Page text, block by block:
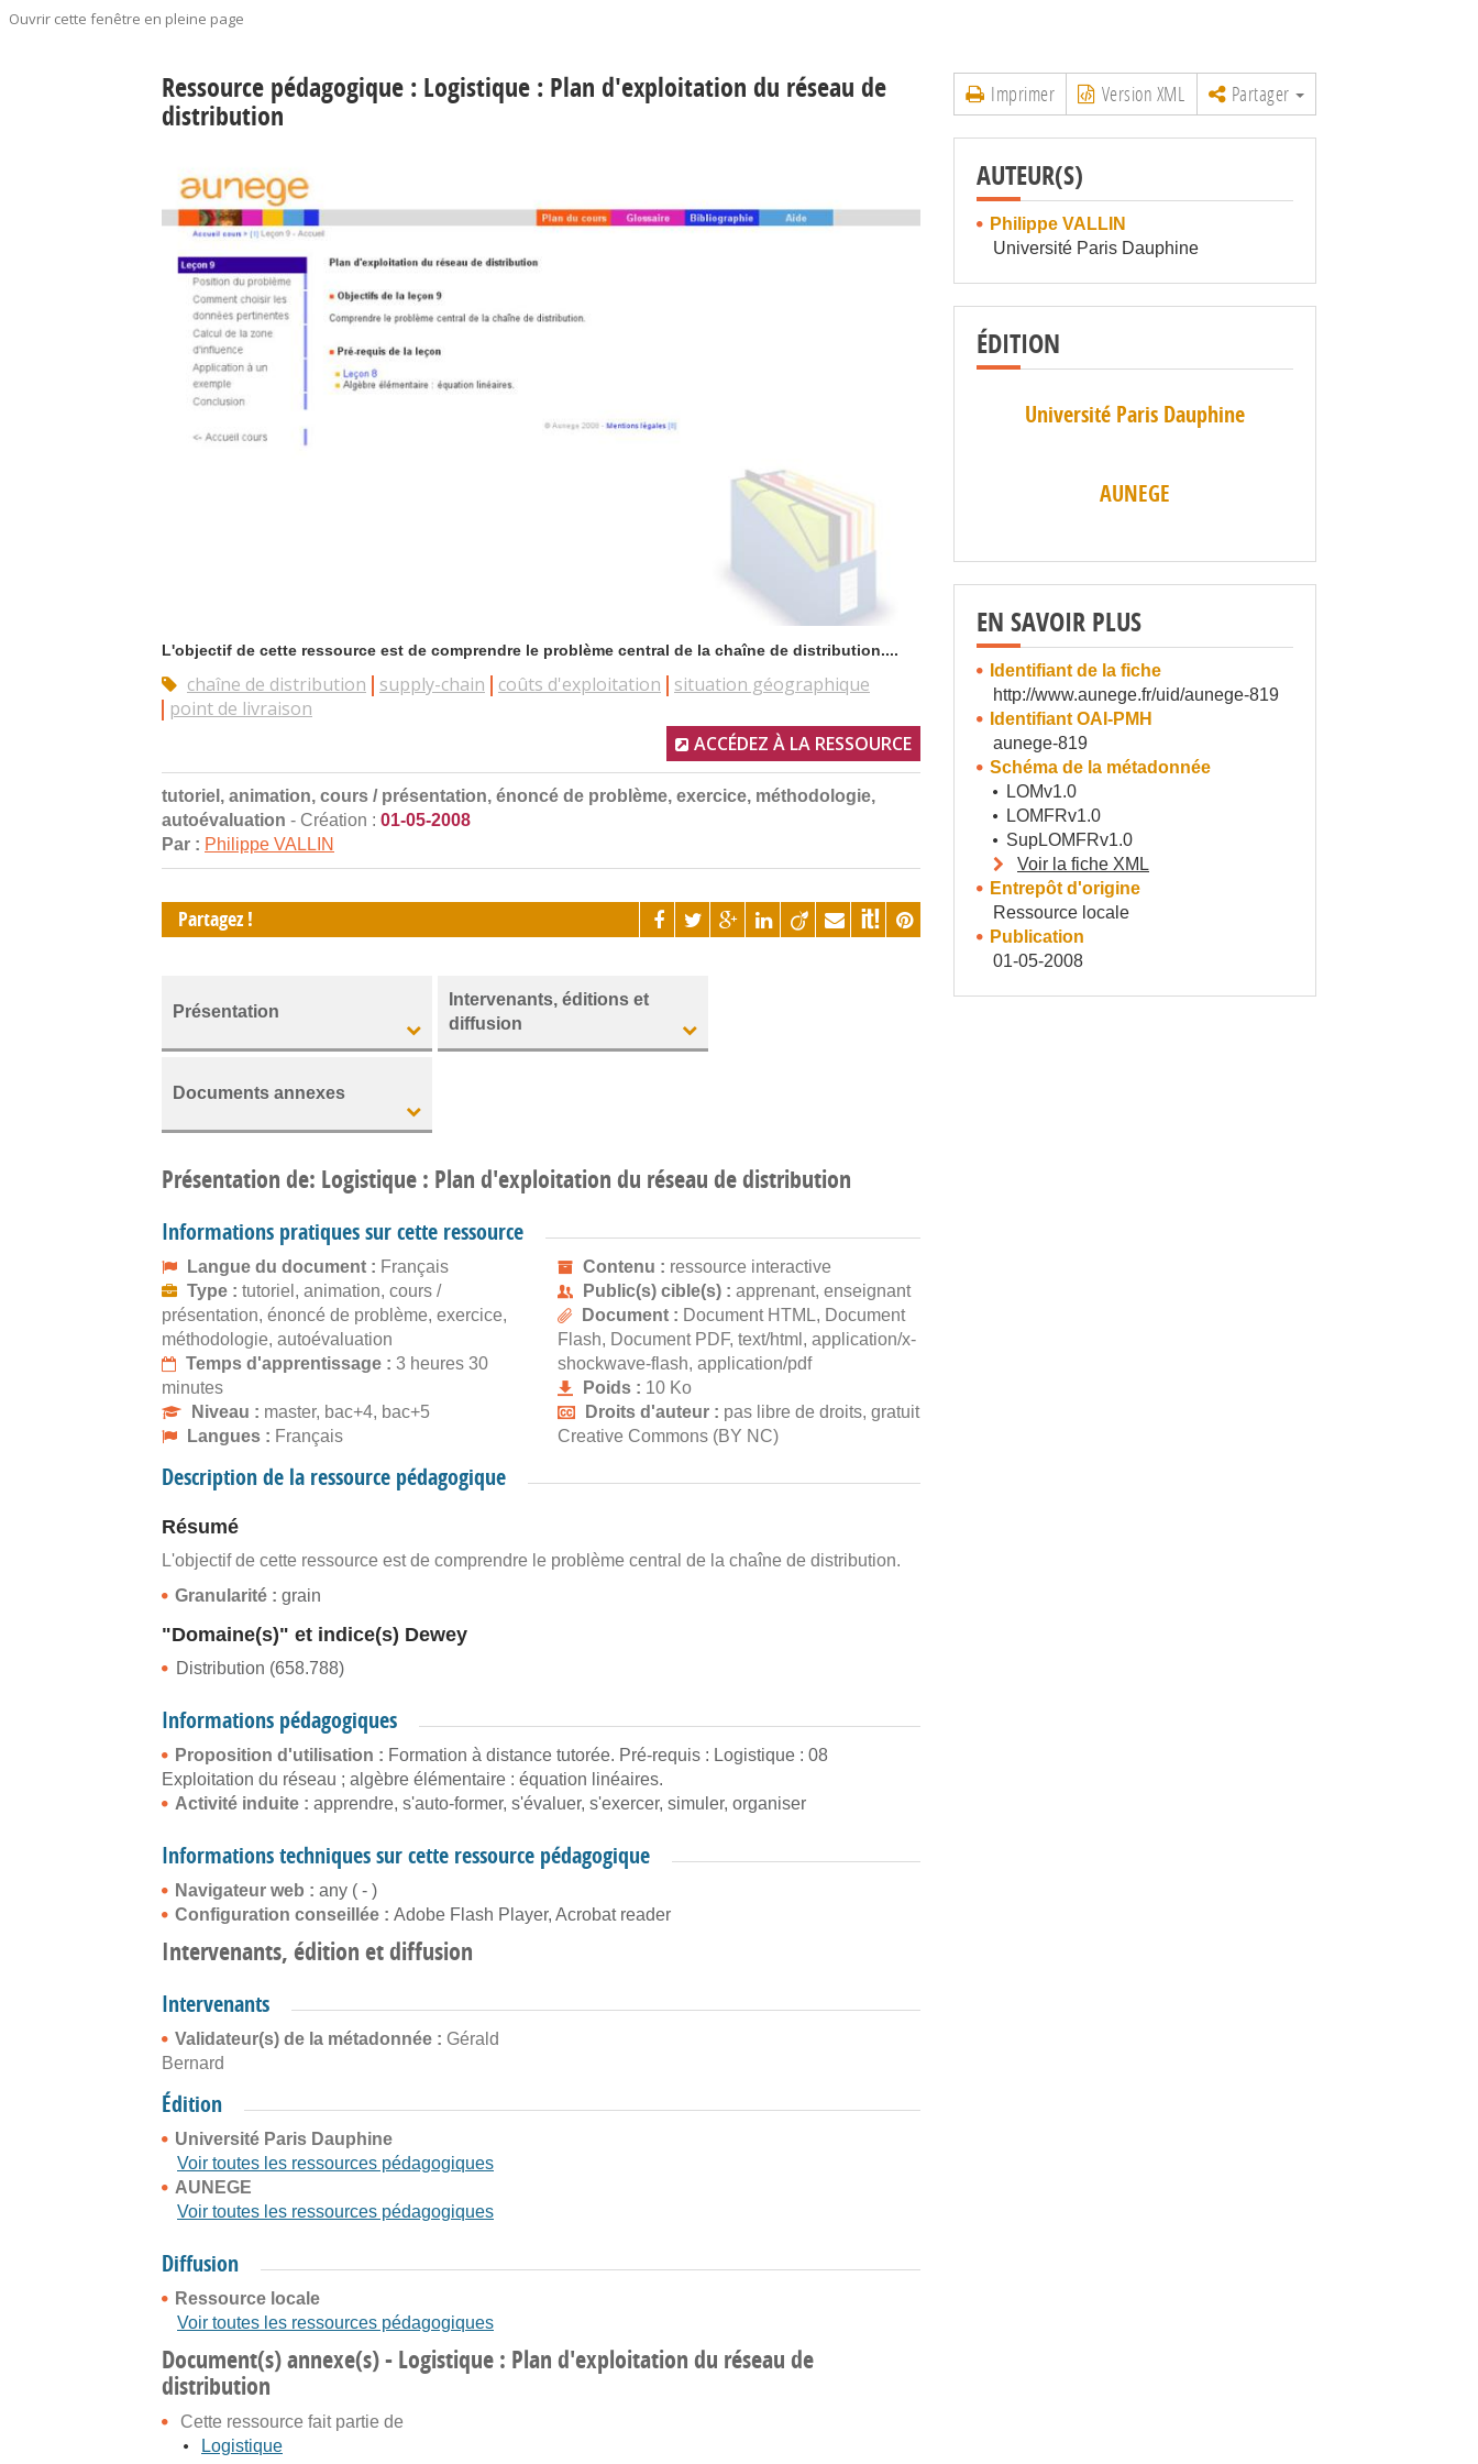
Ouvrir cette fenêtre en pleine page
Imprimer Version XML Partager
Ressource pédagogique : Logistique : Plan d'exploitation du réseau de
distribution
L'objectif de cette ressource est de comprendre le problème central de la chaîne de distribution....
chaîne de distribution supply-chain coûts d'exploitation
situation géographique
point de livraison
ACCÉDEZ À LA RESSOURCE
tutoriel, animation, cours / présentation, énoncé de problème, exercice, méthodologie,
autoévaluation - Création : 01-05-2008
Par : Philippe VALLIN
Partagez !
Présentation
Intervenants, éditions et
diffusion
Documents annexes
Présentation de: Logistique : Plan d'exploitation du réseau de distribution
Informations pratiques sur cette ressource
Langue du document : Français
Type : tutoriel, animation, cours /
présentation, énoncé de problème, exercice,
méthodologie, autoévaluation
Temps d'apprentissage : 3 heures 30
minutes
Niveau : master, bac+4, bac+5
Langues : Français
Contenu : ressource interactive
Public(s) cible(s) : apprenant, enseignant
Document : Document HTML, Document
Flash, Document PDF, text/html, application/x-
shockwave-flash, application/pdf
Poids : 10 Ko
Droits d'auteur : pas libre de droits, gratuit
Creative Commons (BY NC)
Description de la ressource pédagogique
Résumé
L'objectif de cette ressource est de comprendre le problème central de la chaîne de distribution.
Granularité : grain
"Domaine(s)" et indice(s) Dewey
Distribution (658.788)
Informations pédagogiques
Proposition d'utilisation : Formation à distance tutorée. Pré-requis : Logistique : 08
Exploitation du réseau ; algèbre élémentaire : équation linéaires.
Activité induite : apprendre, s'auto-former, s'évaluer, s'exercer, simuler, organiser
Informations techniques sur cette ressource pédagogique
Navigateur web : any ( - )
Configuration conseillée : Adobe Flash Player, Acrobat reader
Intervenants, édition et diffusion
Intervenants
Validateur(s) de la métadonnée : Gérald
Bernard
Édition
Université Paris Dauphine
Voir toutes les ressources pédagogiques
AUNEGE
Voir toutes les ressources pédagogiques
Diffusion
Ressource locale
Voir toutes les ressources pédagogiques
Document(s) annexe(s) - Logistique : Plan d'exploitation du réseau de
distribution
Cette ressource fait partie de
Logistique
AUTEUR(S)
Philippe VALLIN
Université Paris Dauphine
ÉDITION
Université Paris Dauphine
AUNEGE
EN SAVOIR PLUS
Identifiant de la fiche
http://www.aunege.fr/uid/aunege-819
Identifiant OAI-PMH
aunege-819
Schéma de la métadonnée
LOMv1.0
LOMFRv1.0
SupLOMFRv1.0
Voir la fiche XML
Entrepôt d'origine
Ressource locale
Publication
01-05-2008